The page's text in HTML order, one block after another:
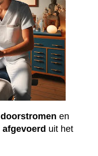
doorstromen en
afgevoerd uit het